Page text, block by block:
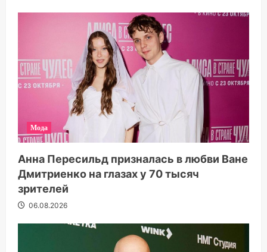
Мода
Анна Пересильд призналась в любви Ване
Дмитриенко на глазах у 70 тысяч
зрителей
06.08.2026